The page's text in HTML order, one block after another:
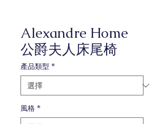
Alexandre Home
公爵夫人床尾椅
產品類型 *
風格 *